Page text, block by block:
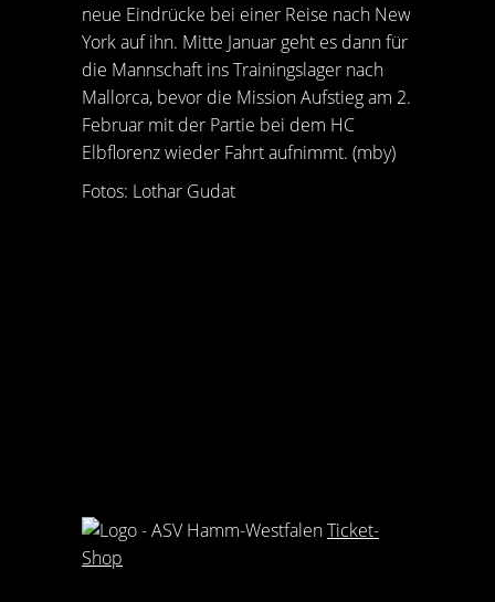
neue Eindrücke bei einer Reise nach New
York auf ihn. Mitte Januar geht es dann für
die Mannschaft ins Trainingslager nach
Mallorca, bevor die Mission Aufstieg am 2.
Februar mit der Partie bei dem HC
Elbflorenz wieder Fahrt aufnimmt. (mby)
Fotos: Lothar Gudat
Ticket-
Shop